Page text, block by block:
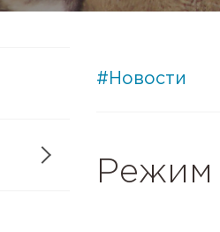
#Новости
Режим